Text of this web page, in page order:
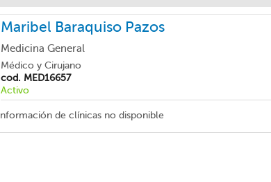
Maribel Baraquiso Pazos
Medicina General
Médico y Cirujano
cod. MED16657
Activo
Información de clínicas no disponible